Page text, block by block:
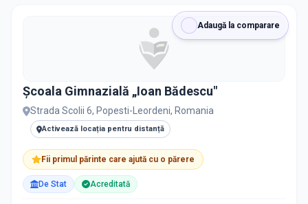
Adaugă la comparare
Școala Gimnazială „Ioan Bădescu"
Strada Scolii 6, Popesti-Leordeni, Romania
Activează locația pentru distanță
Fii primul părinte care ajută cu o părere
De Stat Acreditată